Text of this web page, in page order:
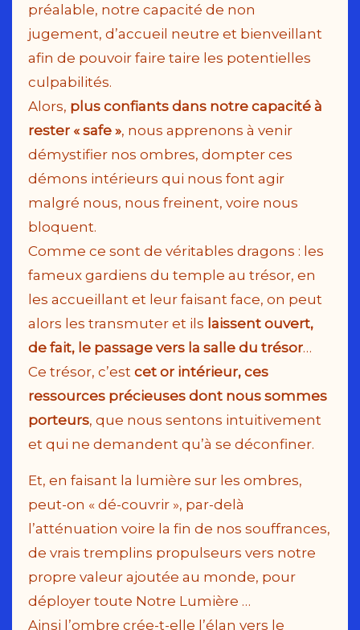
préalable, notre capacité de non
jugement, d’accueil neutre et bienveillant
afin de pouvoir faire taire les potentielles
culpabilités.
Alors, plus confiants dans notre capacité à
rester « safe », nous apprenons à venir
démystifier nos ombres, dompter ces
démons intérieurs qui nous font agir
malgré nous, nous freinent, voire nous
bloquent.
Comme ce sont de véritables dragons : les
fameux gardiens du temple au trésor, en
les accueillant et leur faisant face, on peut
alors les transmuter et ils laissent ouvert,
de fait, le passage vers la salle du trésor…
Ce trésor, c’est cet or intérieur, ces
ressources précieuses dont nous sommes
porteurs, que nous sentons intuitivement
et qui ne demandent qu’à se déconfiner.
Et, en faisant la lumière sur les ombres,
peut-on « dé-couvrir », par-delà
l’atténuation voire la fin de nos souffrances,
de vrais tremplins propulseurs vers notre
propre valeur ajoutée au monde, pour
déployer toute Notre Lumière …
Ainsi l’ombre crée-t-elle l’élan vers le